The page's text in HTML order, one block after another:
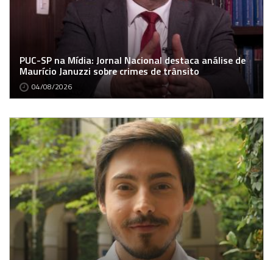
PUC-SP na Mídia: Jornal Nacional destaca análise de
Maurício Januzzi sobre crimes de trânsito
04/08/2026